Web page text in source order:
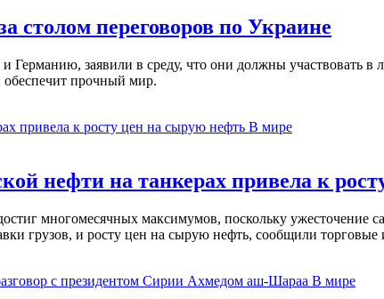
столом переговоров по Украине
заявили в среду, что они должны участвовать в
обеспечит прочный мир.
В мире
нефти на танкерах привела к
многомесячных максимумов, поскольку
грузов, и росту цен на сырую нефть, сообщили торговые
В мире